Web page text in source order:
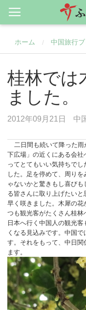
ホーム / 中国旅行
桂林では
ました。
2012年09月21日 中
二日間も続いて降った
下広場」の近くにある会
ってとてもいい気持ちで
した。足を停めて、周り
ゃないかと驚きもし喜びも
る皆さんに取り上げたい
早く咲きました。木犀の
つも観光客がたくさん桂
日本へ行く中国人の観光
くなる見込みです。中国
す。それをもって、中日
ます。